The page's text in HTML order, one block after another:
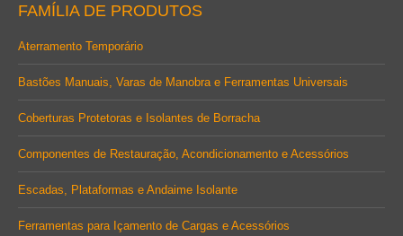
opens
in
window
opens
in
window
opens
in
window
FAMÍLIA DE PRODUTOS
Aterramento Temporário
Bastões Manuais, Varas de Manobra e Ferramentas Universais
Coberturas Protetoras e Isolantes de Borracha
Componentes de Restauração, Acondicionamento e Acessórios
Escadas, Plataformas e Andaime Isolante
Ferramentas para Içamento de Cargas e Acessórios